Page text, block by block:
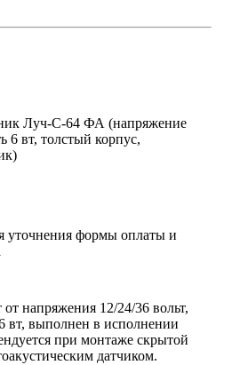
Луч-С-64 ФА (напряжение
6 вт, толстый корпус,
уточнения формы оплаты и
от напряжения 12/24/36 вольт,
вт, выполнен в исполнении
при монтаже скрытой
датчиком.